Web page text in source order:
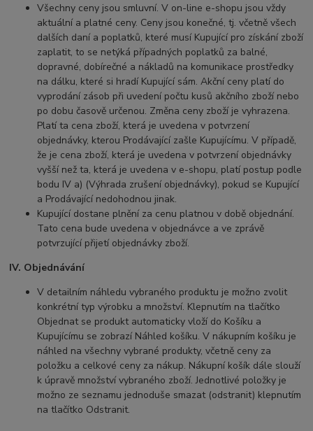
Všechny ceny jsou smluvní. V on-line e-shopu jsou vždy
aktuální a platné ceny. Ceny jsou konečné, tj. včetně všech
dalších daní a poplatků, které musí Kupující pro získání zboží
zaplatit, to se netýká případných poplatků za balné,
dopravné, dobírečné a nákladů na komunikace prostředky
na dálku, které si hradí Kupující sám. Akční ceny platí do
vyprodání zásob při uvedení počtu kusů akčního zboží nebo
po dobu časově určenou. Změna ceny zboží je vyhrazena.
Platí ta cena zboží, která je uvedena v potvrzení
objednávky, kterou Prodávající zašle Kupujícímu. V případě,
že je cena zboží, která je uvedena v potvrzení objednávky
vyšší než ta, která je uvedena v e-shopu, platí postup podle
bodu IV a) (Výhrada zrušení objednávky), pokud se Kupující
a Prodávající nedohodnou jinak.
Kupující dostane plnění za cenu platnou v době objednání.
Tato cena bude uvedena v objednávce a ve zprávě
potvrzující přijetí objednávky zboží.
IV. Objednávání
V detailním náhledu vybraného produktu je možno zvolit
konkrétní typ výrobku a množství. Klepnutím na tlačítko
Objednat se produkt automaticky vloží do Košíku a
Kupujícímu se zobrazí Náhled košíku. V nákupním košíku je
náhled na všechny vybrané produkty, včetně ceny za
položku a celkové ceny za nákup. Nákupní košík dále slouží
k úpravě množství vybraného zboží. Jednotlivé položky je
možno ze seznamu jednoduše smazat (odstranit) klepnutím
na tlačítko Odstranit.